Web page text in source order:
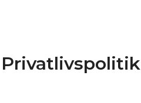
Privatlivspolitik